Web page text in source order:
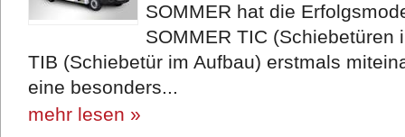
SOMMER hat die
SOMMER TIC (Schiebetüren
TIB (Schiebetür im Aufbau) erstmals
eine besonders...
mehr lesen »